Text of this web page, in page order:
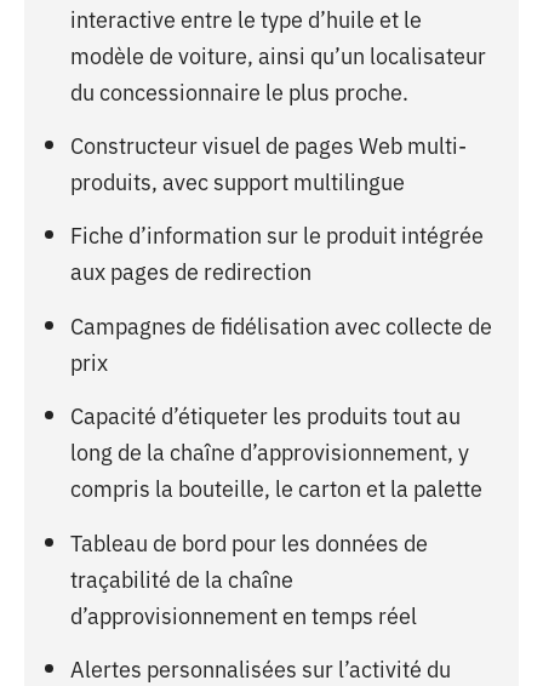
interactive entre le type d’huile et le
modèle de voiture, ainsi qu’un localisateur
du concessionnaire le plus proche.
Constructeur visuel de pages Web multi-
produits, avec support multilingue
Fiche d’information sur le produit intégrée
aux pages de redirection
Campagnes de fidélisation avec collecte de
prix
Capacité d’étiqueter les produits tout au
long de la chaîne d’approvisionnement, y
compris la bouteille, le carton et la palette
Tableau de bord pour les données de
traçabilité de la chaîne
d’approvisionnement en temps réel
Alertes personnalisées sur l’activité du